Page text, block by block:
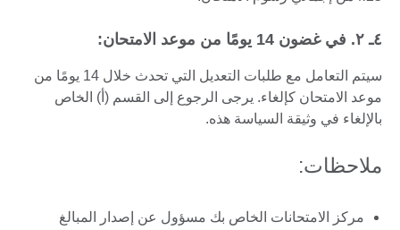
٤ـ ۲. في غضون 14 يومًا من موعد الامتحان:
سيتم التعامل مع طلبات التعديل التي تحدث خلال 14 يومًا من
موعد الامتحان كإلغاء. يرجى الرجوع إلى القسم (أ) الخاص
بالإلغاء في وثيقة السياسة هذه.
ملاحظات:
مركز الامتحانات الخاص بك مسؤول عن إصدار المبالغ